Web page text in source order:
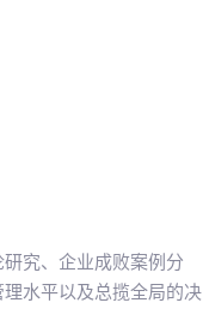
究、企业成败案例分
水平以及总揽全局的决